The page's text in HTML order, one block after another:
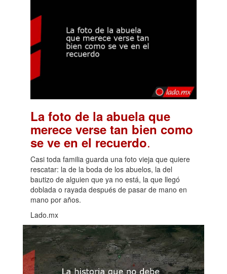
La foto de la abuela que
merece verse tan bien como
se ve en el recuerdo.
Casi toda familia guarda una foto vieja que quiere
rescatar: la de la boda de los abuelos, la del
bautizo de alguien que ya no está, la que llegó
doblada o rayada después de pasar de mano en
mano por años.
Lado.mx